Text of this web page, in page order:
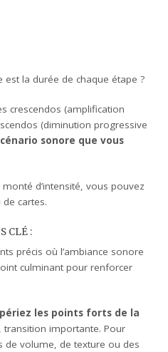
la durée de chaque étape ?
crescendos (amplification
(diminution progressive
sonore que vous
d’intensité, vous pouvez
cartes.
CLÉ :
précis où l’ambiance sonore
culminant pour renforcer
les points forts de la
transition importante. Pour
de volume, de texture ou des